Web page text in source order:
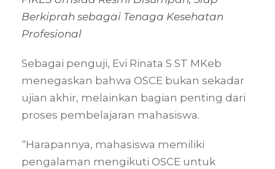
Berkiprah sebagai Tenaga Kesehatan
Profesional
Sebagai penguji, Evi Rinata S ST MKeb
menegaskan bahwa OSCE bukan sekadar
ujian akhir, melainkan bagian penting dari
proses pembelajaran mahasiswa.
“Harapannya, mahasiswa memiliki
pengalaman mengikuti OSCE untuk